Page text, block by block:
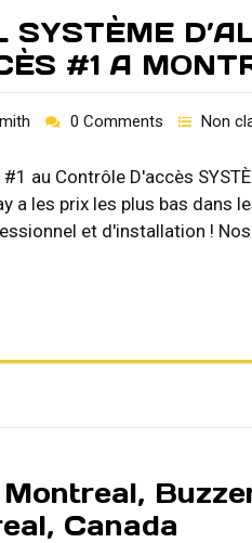
SYSTÈME
#1 A
0 Comments Non
au Contrôle D'accès
a les prix les plus bas dans
et d'installation !
Canada